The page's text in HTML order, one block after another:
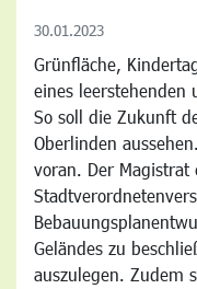
Grünfläche,
eines leerstehenden
So soll die Zukunft
Oberlinden
voran. Der
Geländes zu
auszulegen. Zudem
30.01.2023